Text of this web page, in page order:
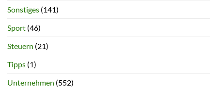
Sonstiges (141)
Sport (46)
Steuern (21)
Tipps (1)
Unternehmen (552)